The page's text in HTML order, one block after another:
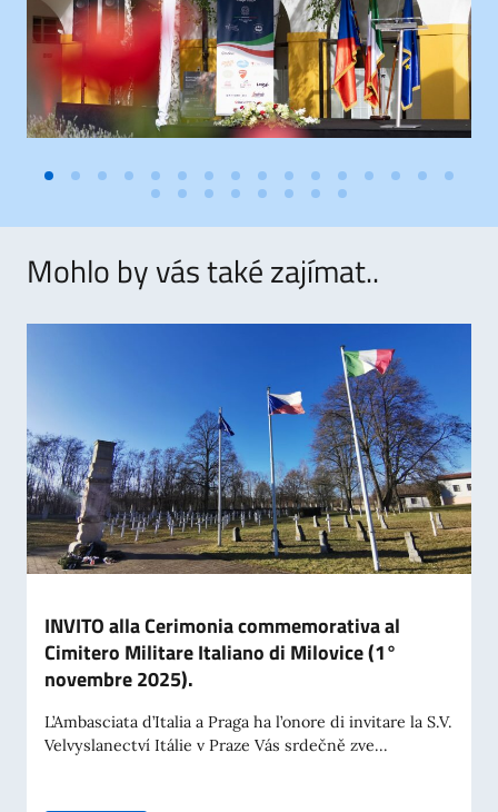
Mohlo by vás také zajímat..
INVITO alla Cerimonia commemorativa al
Cimitero Militare Italiano di Milovice (1°
novembre 2025).
L’Ambasciata d’Italia a Praga ha l’onore di invitare la S.V.
Velvyslanectví Itálie v Praze Vás srdečně zve...